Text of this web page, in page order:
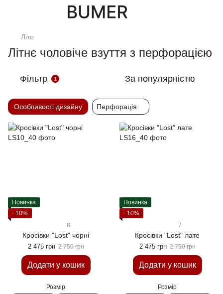
Літо
Літнє чоловіче взуття з перфорацією
Фільтр 1 За популярністю
Особливості дизайну Перфорація
Новинка
−10%
8
Кросівки "Lost" чорні
2 475 грн 2 750 грн
Додати у кошик
Розмір
Новинка
−10%
7
Кросівки "Lost" лате
2 475 грн 2 750 грн
Додати у кошик
Розмір